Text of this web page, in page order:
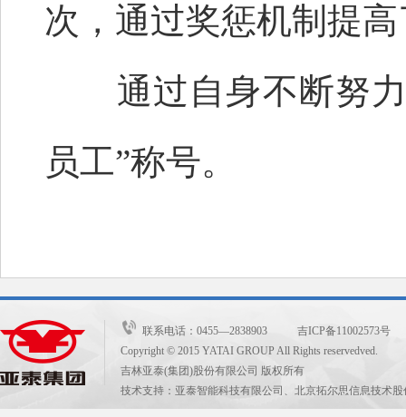
次，通过奖惩机制提
通过自身不断努力
员工”称号。
联系电话：0455—2838903 吉ICP备11002573号
Copyright © 2015 YATAI GROUP All Rights reservedved.
吉林亚泰(集团)股份有限公司 版权所有
技术支持：亚泰智能科技有限公司、北京拓尔思信息技术